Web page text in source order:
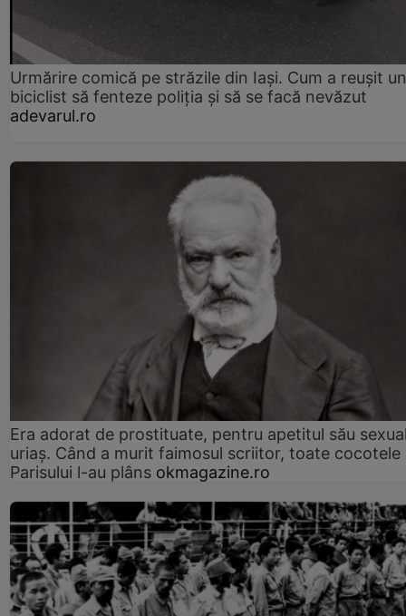
Urmărire comică pe străzile din Iași. Cum a reușit un
biciclist să fenteze poliția și să se facă nevăzut
adevarul.ro
Era adorat de prostituate, pentru apetitul său
uriaș. Când a murit faimosul scriitor, toate cocotele
Parisului l-au plâns okmagazine.ro